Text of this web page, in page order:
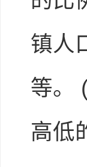
镇人
等。
高低